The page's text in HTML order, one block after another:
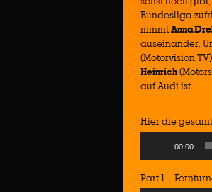
Bundesliga
nimmtAnna
auseinander.
(Motorvision
Heinrich
auf Audi ist.
Hier die
Player
00:00
Part 1 –